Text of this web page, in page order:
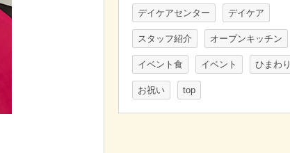
デイケアセンター デイケア
スタッフ紹介 オープンキッチン
イベント食 イベント ひまわり
お祝い top